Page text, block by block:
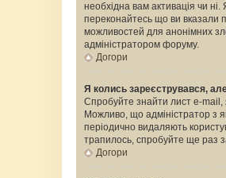
необхідна вам активація чи
переконайтесь що ви вказали
можливостей для анонімних
адміністратором форуму.
Догори
Я колись зареєструвався,
Спробуйте знайти лист e-mail,
Можливо, що адміністратор з
періодично видаляють
трапилось, спробуйте ще раз
Догори